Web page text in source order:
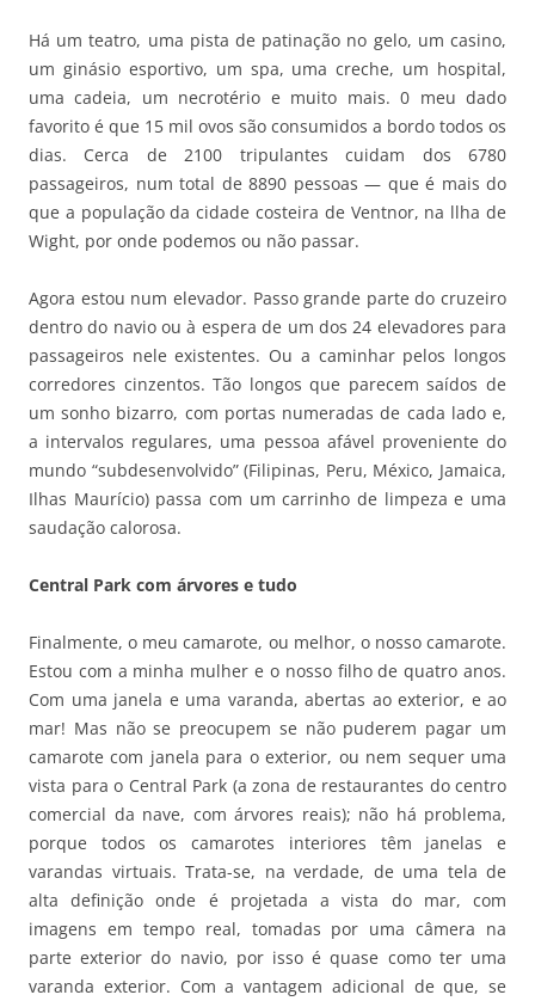
Há um teatro, uma pista de patinação no gelo, um casino,
um ginásio esportivo, um spa, uma creche, um hospital,
uma cadeia, um necrotério e muito mais. 0 meu dado
favorito é que 15 mil ovos são consumidos a bordo todos os
dias. Cerca de 2100 tripulantes cuidam dos 6780
passageiros, num total de 8890 pessoas — que é mais do
que a população da cidade costeira de Ventnor, na llha de
Wight, por onde podemos ou não passar.
Agora estou num elevador. Passo grande parte do cruzeiro
dentro do navio ou à espera de um dos 24 elevadores para
passageiros nele existentes. Ou a caminhar pelos longos
corredores cinzentos. Tão longos que parecem saídos de
um sonho bizarro, com portas numeradas de cada lado e,
a intervalos regulares, uma pessoa afável proveniente do
mundo “subdesenvolvido” (Filipinas, Peru, México, Jamaica,
Ilhas Maurício) passa com um carrinho de limpeza e uma
saudação calorosa.
Central Park com árvores e tudo
Finalmente, o meu camarote, ou melhor, o nosso camarote.
Estou com a minha mulher e o nosso filho de quatro anos.
Com uma janela e uma varanda, abertas ao exterior, e ao
mar! Mas não se preocupem se não puderem pagar um
camarote com janela para o exterior, ou nem sequer uma
vista para o Central Park (a zona de restaurantes do centro
comercial da nave, com árvores reais); não há problema,
porque todos os camarotes interiores têm janelas e
varandas virtuais. Trata-se, na verdade, de uma tela de
alta definição onde é projetada a vista do mar, com
imagens em tempo real, tomadas por uma câmera na
parte exterior do navio, por isso é quase como ter uma
varanda exterior. Com a vantagem adicional de que, se